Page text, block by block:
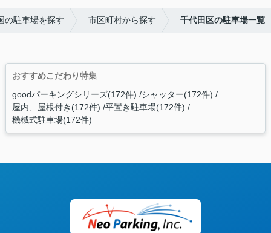
の駐車場を探す 市区町村から探す 千代田区の駐車場一覧
おすすめこだわり特集
goodパーキングシリーズ(172件) シャッター(172件)
屋内、屋根付き(172件) 平置き駐車場(172件)
機械式駐車場(172件)